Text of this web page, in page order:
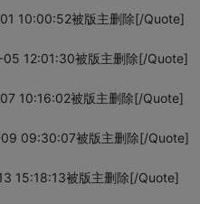
10:00:52被版主删除[/Quote]
12:01:30被版主删除[/Quote]
10:16:02被版主删除[/Quote]
09:30:07被版主删除[/Quote]
15:18:13被版主删除[/Quote]